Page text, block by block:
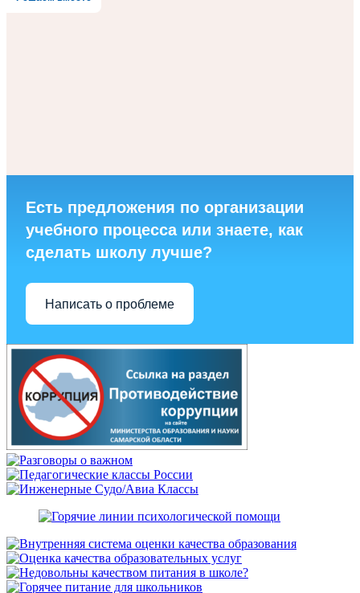
Есть предложения по организации
учебного процесса или знаете, как
сделать школу лучше?
Написать о проблеме